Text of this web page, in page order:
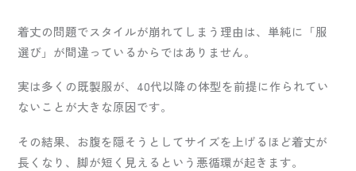
着丈の問題でスタイルが崩れてしまう理由は、単純に「服
選び」が間違っているからではありません。
実は多くの既製服が、40代以降の体型を前提に作られてい
ないことが大きな原因です。
その結果、お腹を隠そうとしてサイズを上げるほど着丈が
長くなり、脚が短く見えるという悪循環が起きます。